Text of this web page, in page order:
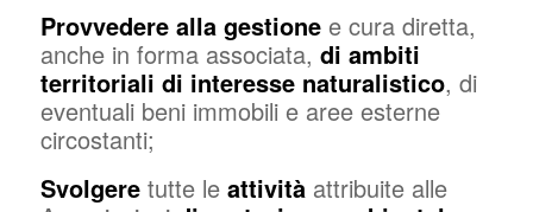
Provvedere alla gestionee cura diretta,
anche in forma associata, di ambiti
territoriali di interesse naturalistico, di
eventuali beni immobili e aree esterne
circostanti;
Svolgeretutte le attivitàattribuite alle